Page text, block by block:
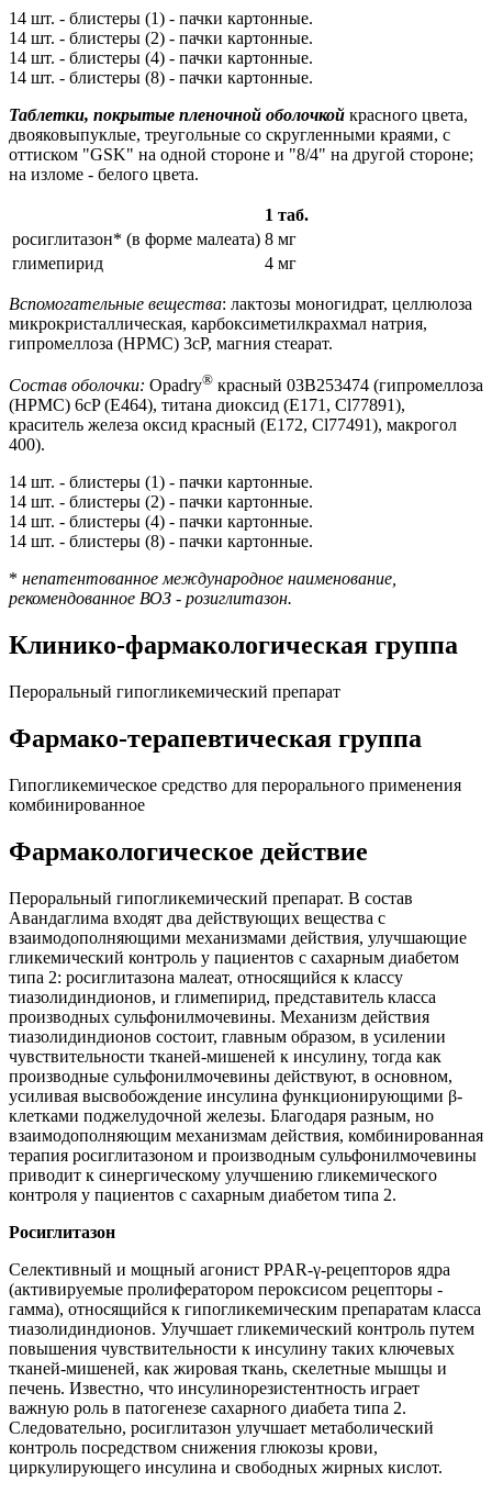
14 шт. - блистеры (1) - пачки картонные.
14 шт. - блистеры (2) - пачки картонные.
14 шт. - блистеры (4) - пачки картонные.
14 шт. - блистеры (8) - пачки картонные.
Таблетки, покрытые пленочной оболочкой красного цвета,
двояковыпуклые, треугольные со скругленными краями, с
оттиском "GSK" на одной стороне и "8/4" на другой стороне;
на изломе - белого цвета.
1 таб.
росиглитазон* (в форме малеата) 8 мг
глимепирид
4 мг
Вспомогательные вещества: лактозы моногидрат, целлюлоза
микрокристаллическая, карбоксиметилкрахмал натрия,
гипромеллоза (HPMC) 3cP, магния стеарат.
Состав оболочки: Opadry® красный 03B253474 (гипромеллоза
(HPMC) 6cP (Е464), титана диоксид (Е171, Cl77891),
краситель железа оксид красный (Е172, Cl77491), макрогол
400).
14 шт. - блистеры (1) - пачки картонные.
14 шт. - блистеры (2) - пачки картонные.
14 шт. - блистеры (4) - пачки картонные.
14 шт. - блистеры (8) - пачки картонные.
* непатентованное международное наименование,
рекомендованное ВОЗ - розиглитазон.
Клинико-фармакологическая группа
Пероральный гипогликемический препарат
Фармако-терапевтическая группа
Гипогликемическое средство для перорального применения
комбинированное
Фармакологическое действие
Пероральный гипогликемический препарат. В состав
Авандаглима входят два действующих вещества с
взаимодополняющими механизмами действия, улучшающие
гликемический контроль у пациентов с сахарным диабетом
типа 2: росиглитазона малеат, относящийся к классу
тиазолидиндионов, и глимепирид, представитель класса
производных сульфонилмочевины. Механизм действия
тиазолидиндионов состоит, главным образом, в усилении
чувствительности тканей-мишеней к инсулину, тогда как
производные сульфонилмочевины действуют, в основном,
усиливая высвобождение инсулина функционирующими β-
клетками поджелудочной железы. Благодаря разным, но
взаимодополняющим механизмам действия, комбинированная
терапия росиглитазоном и производным сульфонилмочевины
приводит к синергическому улучшению гликемического
контроля у пациентов с сахарным диабетом типа 2.
Росиглитазон
Селективный и мощный агонист PPAR-γ-рецепторов ядра
(активируемые пролифератором пероксисом рецепторы -
гамма), относящийся к гипогликемическим препаратам класса
тиазолидиндионов. Улучшает гликемический контроль путем
повышения чувствительности к инсулину таких ключевых
тканей-мишеней, как жировая ткань, скелетные мышцы и
печень. Известно, что инсулинорезистентность играет
важную роль в патогенезе сахарного диабета типа 2.
Следовательно, росиглитазон улучшает метаболический
контроль посредством снижения глюкозы крови,
циркулирующего инсулина и свободных жирных кислот.